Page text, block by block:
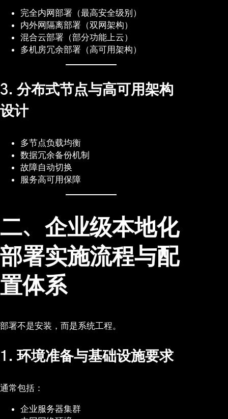
完全内网部署（最高安全级别）
内外网隔离部署（双网架构）
混合云部署（部分功能上云）
多机房冗余部署（高可用架构）
3. 分布式节点与高可用架构
设计
多节点负载均衡
数据冗余备份机制
故障自动切换
服务高可用保障
二、企业级本地化
部署实施流程与配
置体系
部署不是安装，而是系统工程。
1. 环境准备与基础设施要求
通常包括：
企业服务器集群